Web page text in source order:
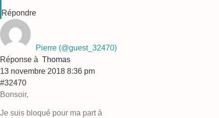
Répondre
Pierre (@guest_32470)
Réponse à Thomas
13 novembre 2018 8:36 pm
#32470
Bonsoir,
Je suis bloqué pour ma part à